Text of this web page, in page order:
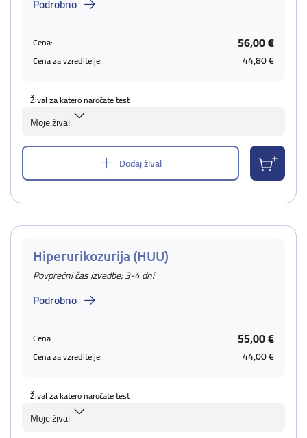
Podrobno
Cena: 56,00 €
Cena za vzreditelje: 44,80 €
Žival za katero naročate test
Moje živali
Dodaj žival
Hiperurikozurija (HUU)
Povprečni čas izvedbe: 3-4 dni
Podrobno
Cena: 55,00 €
Cena za vzreditelje: 44,00 €
Žival za katero naročate test
Moje živali